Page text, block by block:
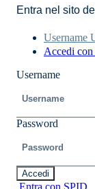
Entra nel sito
Username
Accedi
Username
Password
Accedi
Entra con SPID